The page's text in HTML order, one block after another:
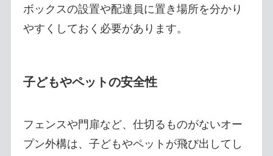
ボックスの設置や配達員に置き場所を分かり
やすくしておく必要があります。
子どもやペットの安全性
フェンスや門扉など、仕切るものがないオー
プン外構は、子どもやペットが飛び出してし